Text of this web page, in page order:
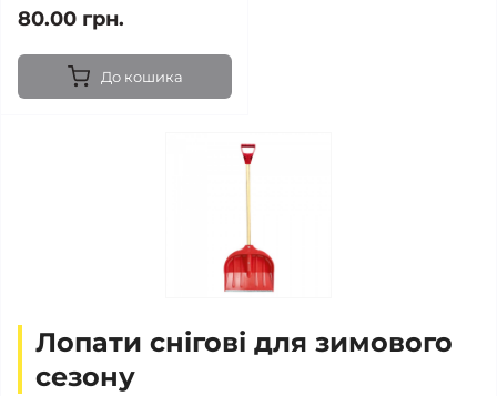
80.00 грн.
До кошика
Лопати снігові для зимового
сезону